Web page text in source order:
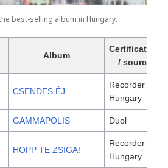
best-selling album in Hungary.
Album
Certification
/ source
CSENDES ÉJ
Recorder
Hungary
GAMMAPOLIS Duol
HOPP TE ZSIGA!
Recorder
Hungary